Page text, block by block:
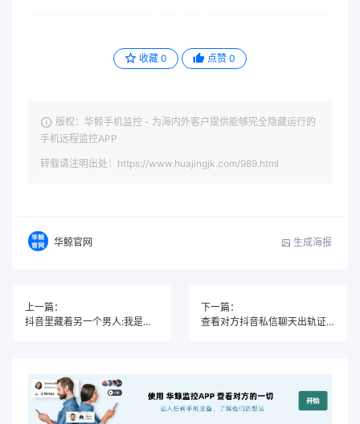
收藏 0 点赞 0
版权：华鲸手机监控 - 为海内外客户提供能够完全隐藏运行的
手机远程监控APP
转载请注明出处：https://www.huajingjk.com/989.html
华鲸官网 生成海报
上一篇：
抖音里藏着另一个男人:我是如何通过监控软件发现老婆出轨的
下一篇：
查看对方抖音私信聊天出轨证据的有效方法，保护你的婚姻底线